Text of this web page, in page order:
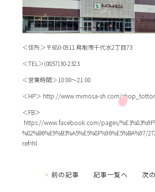
＜住所＞〒680-0911 鳥取市千代水2丁目73
＜TEL＞(0857)30-2323
＜営業時間＞10:00〜21:00
＜HP＞ http://www.mimosa-sh.com/
＜FB＞
https://www.facebook.com/pages/
%82%B6%E9%B3%A5%E5%8F%96%E5%BA%97/
ref=hl
< 前の記事 記事一覧へ 次